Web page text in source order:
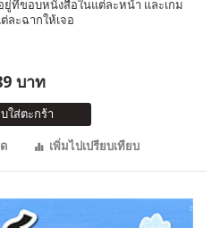
ยู่ที่ขอบหนังสือในแต่ละหน้า และเกม
ละฉากให้เจอ
บาท
ใส่ตะกร้า
เพิ่มไปเปรียบเทียบ